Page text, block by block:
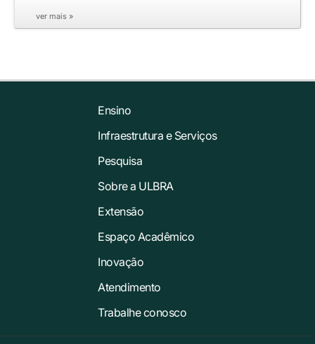
ver mais »
Ensino
Infraestrutura e Serviços
Pesquisa
Sobre a ULBRA
Extensão
Espaço Acadêmico
Inovação
Atendimento
Trabalhe conosco